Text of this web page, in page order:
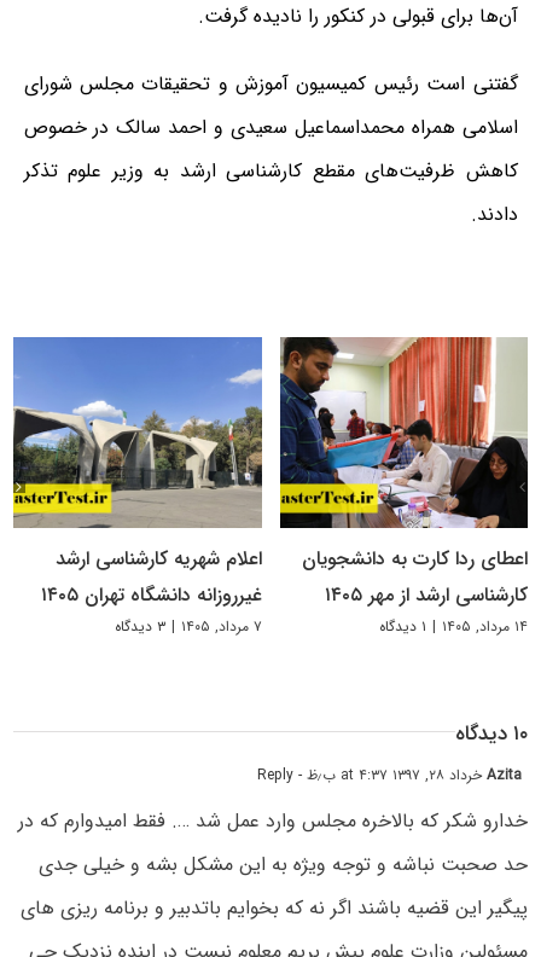
آن‌ها برای قبولی در کنکور را نادیده گرفت.
گفتنی است رئیس کمیسیون آموزش و تحقیقات مجلس شورای
اسلامی همراه محمداسماعیل سعیدی و احمد سالک در خصوص
کاهش ظرفیت‌های مقطع کارشناسی ارشد به وزیر علوم تذکر
دادند.
اعطای ردا کارت به دانشجویان
کارشناسی ارشد از مهر ۱۴۰۵
۱۴ مرداد, ۱۴۰۵ | ۱ دیدگاه
اعلام شهریه کارشناسی ارشد
غیرروزانه دانشگاه تهران ۱۴۰۵
۷ مرداد, ۱۴۰۵ | ۳ دیدگاه
۱۰ دیدگاه
Azitaخرداد ۲۸, ۱۳۹۷ at ۴:۳۷ ب٫ظ - Reply
خدارو شکر که بالاخره مجلس وارد عمل شد …. فقط امیدوارم که در
حد صحبت نباشه و توجه ویژه به این مشکل بشه و خیلی جدی
پیگیر این قضیه باشند اگر نه که بخوایم باتدبیر و برنامه ریزی های